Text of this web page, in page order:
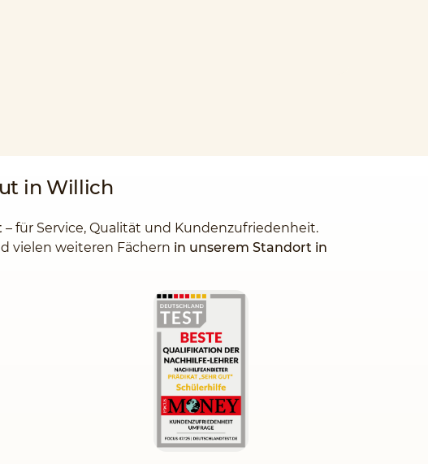
in Willich
– für Service, Qualität und Kundenzufriedenheit.
vielen weiteren Fächern in unserem Standort in